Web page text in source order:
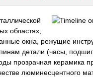
областях,
окна, режущие
детали (часы,
прозрачная керамика
люминесцентного